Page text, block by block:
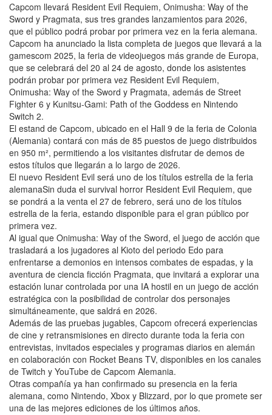
Capcom llevará Resident Evil Requiem, Onimusha: Way of the
Sword y Pragmata, sus tres grandes lanzamientos para 2026,
que el público podrá probar por primera vez en la feria alemana.
Capcom ha anunciado la lista completa de juegos que llevará a la
gamescom 2025, la feria de videojuegos más grande de Europa,
que se celebrará del 20 al 24 de agosto, donde los asistentes
podrán probar por primera vez Resident Evil Requiem,
Onimusha: Way of the Sword y Pragmata, además de Street
Fighter 6 y Kunitsu-Gami: Path of the Goddess en Nintendo
Switch 2.
El estand de Capcom, ubicado en el Hall 9 de la feria de Colonia
(Alemania) contará con más de 85 puestos de juego distribuidos
en 950 m², permitiendo a los visitantes disfrutar de demos de
estos títulos que llegarán a lo largo de 2026.
El nuevo Resident Evil será uno de los títulos estrella de la feria
alemanaSin duda el survival horror Resident Evil Requiem, que
se pondrá a la venta el 27 de febrero, será uno de los títulos
estrella de la feria, estando disponible para el gran público por
primera vez.
Al igual que Onimusha: Way of the Sword, el juego de acción que
trasladará a los jugadores al Kioto del periodo Edo para
enfrentarse a demonios en intensos combates de espadas, y la
aventura de ciencia ficción Pragmata, que invitará a explorar una
estación lunar controlada por una IA hostil en un juego de acción
estratégica con la posibilidad de controlar dos personajes
simultáneamente, que saldrá en 2026.
Además de las pruebas jugables, Capcom ofrecerá experiencias
de cine y retransmisiones en directo durante toda la feria con
entrevistas, invitados especiales y programas diarios en alemán
en colaboración con Rocket Beans TV, disponibles en los canales
de Twitch y YouTube de Capcom Alemania.
Otras compañía ya han confirmado su presencia en la feria
alemana, como Nintendo, Xbox y Blizzard, por lo que promete ser
una de las mejores ediciones de los últimos años.